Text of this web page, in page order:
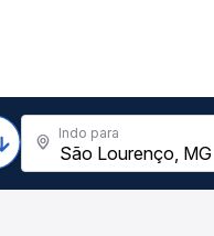
Indo para